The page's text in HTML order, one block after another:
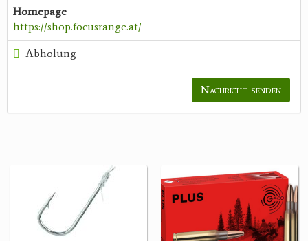
Homepage
https://shop.focusrange.at/
Abholung
Nachricht senden